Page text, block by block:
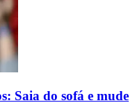
Saia do sofá e mude